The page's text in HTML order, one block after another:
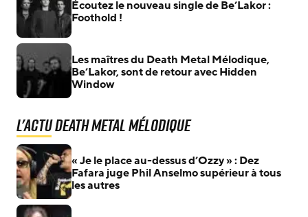
Écoutez le nouveau single de Be’Lakor :
Foothold !
Les maîtres du Death Metal Mélodique,
Be’Lakor, sont de retour avec Hidden
Window
L'actu Death Metal Mélodique
« Je le place au-dessus d’Ozzy » : Dez
Fafara juge Phil Anselmo supérieur à tous
les autres